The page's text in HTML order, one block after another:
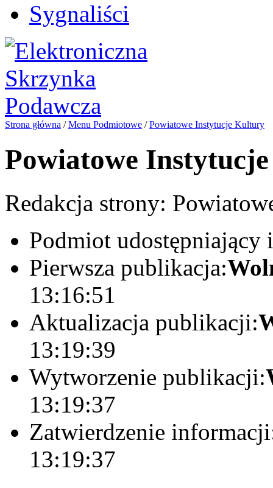
Sygnaliści
Strona główna /Menu Podmiotowe /Powiatowe Instytucje Kultury
Powiatowe
Redakcja strony:
Podmiot udostępniający
Pierwsza publikacja:
13:16:51
Aktualizacja publikacji:
13:19:39
Wytworzenie publikacji:
13:19:37
Zatwierdzenie
13:19:37